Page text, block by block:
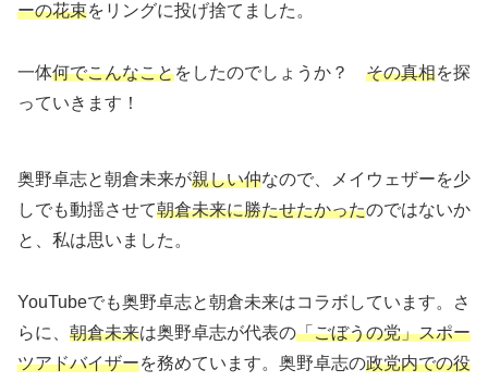
ーの花束をリングに投げ捨てました。
一体何でこんなことをしたのでしょうか？ その真相を探
っていきます！
奥野卓志と朝倉未来が親しい仲なので、メイウェザーを少
しでも動揺させて朝倉未来に勝たせたかったのではないか
と、私は思いました。
YouTubeでも奥野卓志と朝倉未来はコラボしています。さ
らに、 朝倉未来は奥野卓志が代表の「ごぼうの党」スポー
ツアドバイザーを務めています。奥野卓志の政党内での役